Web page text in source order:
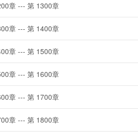
章 --- 第 1300章
章 --- 第 1400章
章 --- 第 1500章
章 --- 第 1600章
章 --- 第 1700章
章 --- 第 1800章